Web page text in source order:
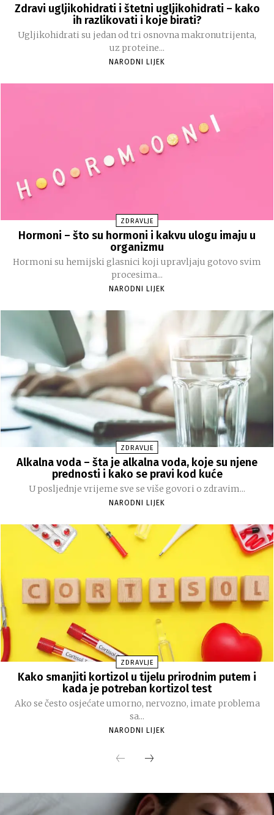
Zdravi ugljikohidrati i štetni ugljikohidrati – kako
ih razlikovati i koje birati?
Ugljikohidrati su jedan od tri osnovna makronutrijenta,
uz proteine...
NARODNI LIJEK
ZDRAVLJE
Hormoni – što su hormoni i kakvu ulogu imaju u
organizmu
Hormoni su hemijski glasnici koji upravljaju gotovo svim
procesima...
NARODNI LIJEK
ZDRAVLJE
Alkalna voda – šta je alkalna voda, koje su njene
prednosti i kako se pravi kod kuće
U posljednje vrijeme sve se više govori o zdravim...
NARODNI LIJEK
ZDRAVLJE
Kako smanjiti kortizol u tijelu prirodnim putem i
kada je potreban kortizol test
Ako se često osjećate umorno, nervozno, imate problema
sa...
NARODNI LIJEK